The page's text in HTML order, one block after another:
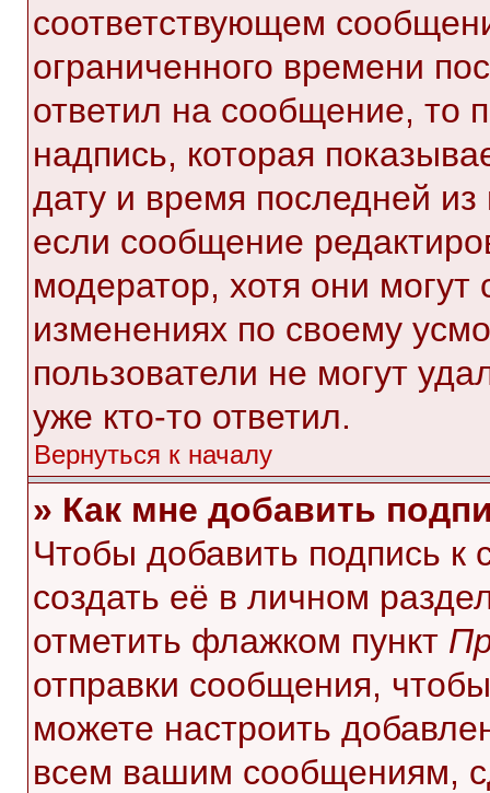
соответствующем
ограниченного времени
ответил на сообщение, то
надпись, которая
дату и время последней
если сообщение
модератор, хотя они
изменениях по своему
пользователи не могут
уже кто-то ответил.
Вернуться к началу
» Как мне добавить
Чтобы добавить подпись
создать её в личном
отметить флажком пункт
отправки сообщения,
можете настроить
всем вашим сообщениям,